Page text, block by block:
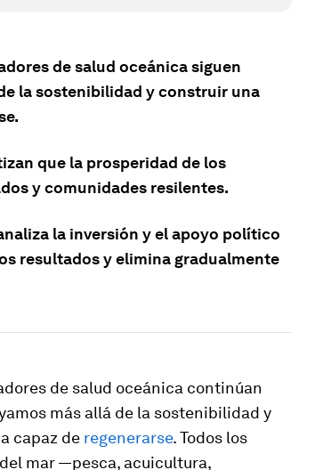
de salud oceánica siguen
la sostenibilidad y construir una
que la prosperidad de los
y comunidades resilentes.
la inversión y el apoyo político
resultados y elimina gradualmente
de salud oceánica continúan
más allá de la sostenibilidad y
capaz de regenerarse. Todos los
mar —pesca, acuicultura,